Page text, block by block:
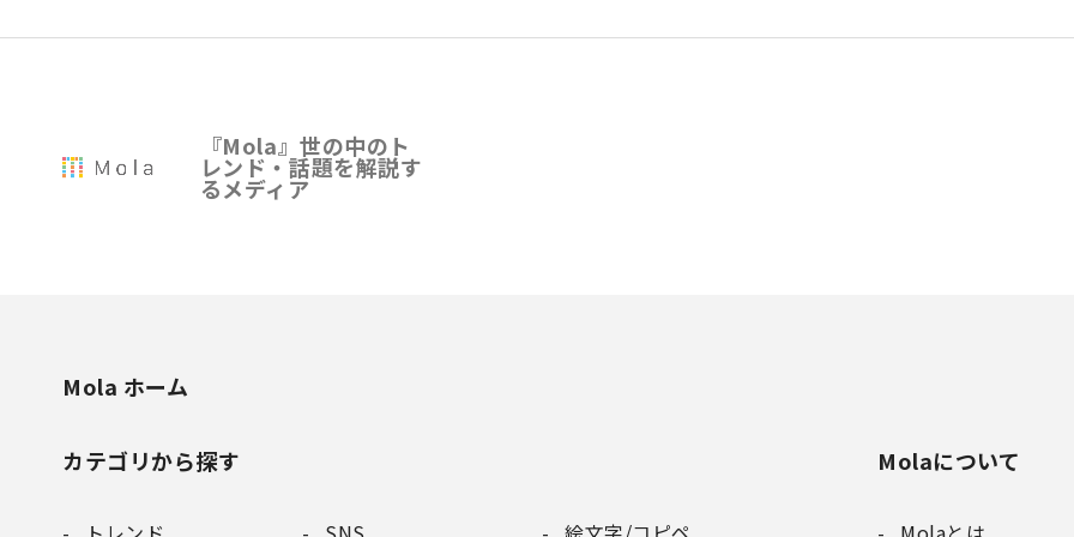
『Mola』世の中のト
レンド・話題を解説す
るメディア
Mola ホーム
カテゴリから探す Molaについて